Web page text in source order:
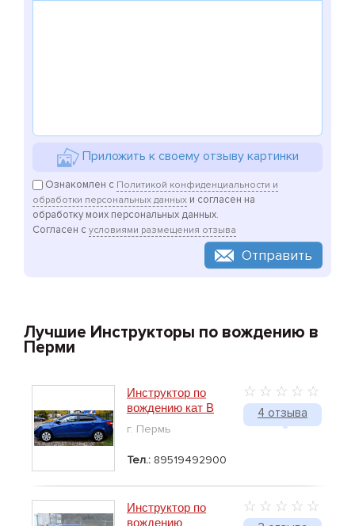
Приложить к своему отзыву картинки
Ознакомлен с Политикой конфиденциальности и
обработки персональных данных и согласен на
обработку моих персональных данных.
Согласен с условиями размещения отзыва
Отправить
Лучшие Инструкторы по вождению в
Перми
4 отзыва
Инструктор по
вождению кат В
г. Пермь
Тел.: 89519492900
Инструктор по
вождению